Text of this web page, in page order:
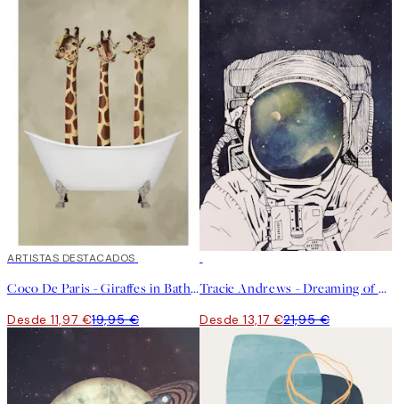
40%*
ARTISTAS DESTACADOS
Coco De Paris - Giraffes in Bathtub Poster
Desde 11,97 €19,95 €
Tracie Andrews - Dreaming of Space Poster
Desde 13,17 €21,95 €